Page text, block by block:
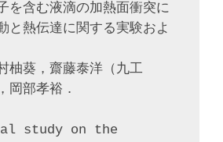
を含む液滴の加熱面衝突に
と熱伝達に関する実験およ
柚葵，齋藤泰洋（九工
岡部孝裕．
study on the